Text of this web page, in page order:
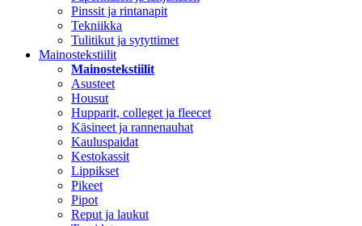
Pinssit ja rintanapit
Tekniikka
Tulitikut ja sytyttimet
Mainostekstiilit
Mainostekstiilit
Asusteet
Housut
Hupparit, colleget ja fleecet
Käsineet ja rannenauhat
Kauluspaidat
Kestokassit
Lippikset
Pikeet
Pipot
Reput ja laukut